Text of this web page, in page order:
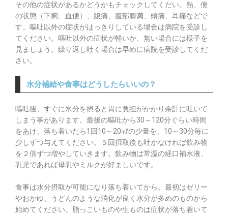
その他の症状があるかどうかもチェックしてくだい。熱、便
の状態（下痢、血便）、腹痛、腹部膨満、頭痛、耳痛などで
す。嘔吐以外の症状がはっきりしている場合は病院を受診し
てください。嘔吐以外の症状が軽いか、無い場合には様子を
見ましょう。繰り返し吐く場合は早めに病院を受診してくだ
さい。
水分補給や食事はどうしたらいいの？
嘔吐後、すぐに水分を摂ると胃に負担がかかり余計に吐いて
しまう事があります。最後の嘔吐から30～120分ぐらい時間
をあけ、落ち着いたら1回10～20㎖の少量を、10～30分毎に
少しずつ与えてください。５回摂取後も吐かなければ飲み物
を２倍ずつ増やしていきます。飲み物は常温の経口補水液、
乳児であれば母乳やミルクが好ましいです。
食事は水分摂取が可能になり落ち着いてから。最初はゼリー
やおかゆ、うどんのような消化が良く水分が多めのものから
始めてください。脂っこいものや生ものは症状が落ち着いて